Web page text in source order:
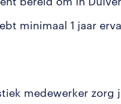
minimaal 1 jaar
medewerker